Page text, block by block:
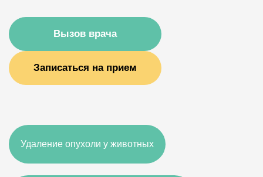
Вызов врача
Записаться на прием
Удаление опухоли у животных